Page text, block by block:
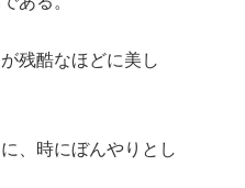
残酷なほどに美し
、時にぼんやりとし